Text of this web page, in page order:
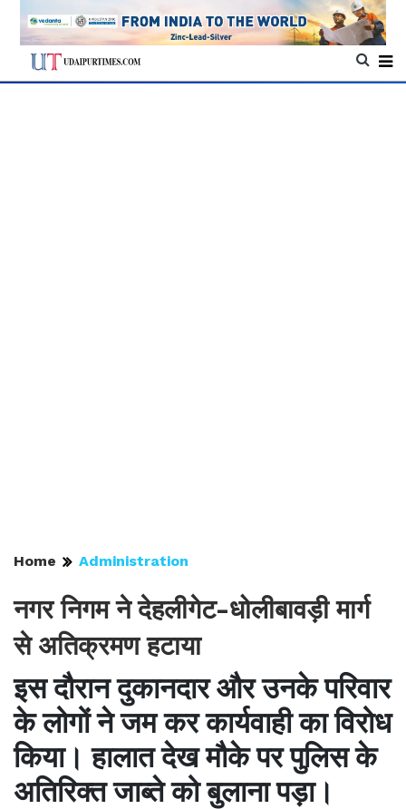
Home Administration
नगर निगम ने देहलीगेट-धोलीबावड़ी मार्ग
से अतिक्रमण हटाया
इस दौरान दुकानदार और उनके परिवार
के लोगों ने जम कर कार्यवाही का विरोध
किया। हालात देख मौके पर पुलिस के
अतिरिक्त जाब्ते को बुलाना पड़ा।